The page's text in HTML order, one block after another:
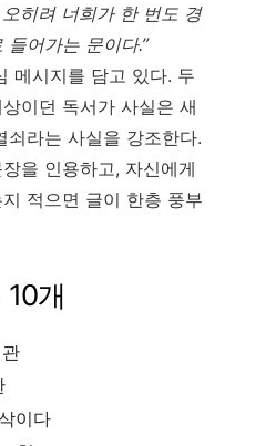
히려 너희가 한 번도 경
들어가는 문이다.”
메시지를 담고 있다. 두
이던 독서가 사실은 새
쇠라는 사실을 강조한다.
을 인용하고, 자신에게
적으면 글이 한층 풍부
10개
이다